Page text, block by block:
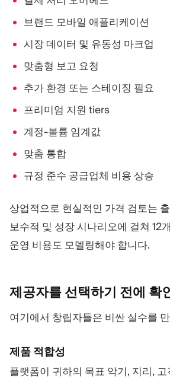
브랜드 모바일 애플리케이션
시장 데이터 및 유동성 마크업
맞춤형 보고 요청
추가 환경 또는 스테이징 필요
프리미엄 지원 tiers
계정-볼륨 임계값
맞춤 통합
규정 준수 공급업체 비용 상승
상업적으로 현실적인 가격 검토는
보수적 및 성장 시나리오에 걸쳐 12
운영 비용도 모델링해야 합니다.
제공자를 선택하기 전에 확
여기에서 창립자들은 비싼 실수를
제품 적합성
플랫폼이 귀하의 목표 악기, 지리,